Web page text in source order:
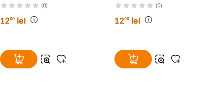
(0)
1200 lei
(0)
1200 lei